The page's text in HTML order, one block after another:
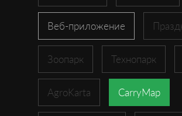
Веб-приложение
Зоопарк Технопарк
AgroKarta CarryMap